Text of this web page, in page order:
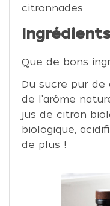
citronnades.
Que de bons
Du sucre pur de
de l'arôme
jus de citron
biologique,
de plus !